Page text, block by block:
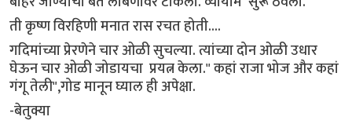
ती कृष्ण विरहिणी मनात रास रचत होती....
गदिमांच्या प्रेरणेने चार ओळी सुचल्या. त्यांच्या दोन ओळी उधार
घेऊन चार ओळी जोडायचा प्रयत्न केला." कहां राजा भोज और कहां
गंगू तेली",गोड मानून घ्याल ही अपेक्षा.
-बेतुक्या